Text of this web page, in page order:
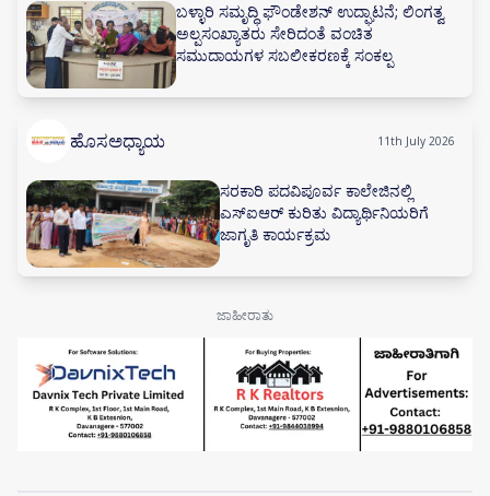
ಬಳ್ಳಾರಿ ಸಮೃದ್ಧಿ ಫೌಂಡೇಶನ್ ಉದ್ಘಾಟನೆ; ಲಿಂಗತ್ವ
ಅಲ್ಪಸಂಖ್ಯಾತರು ಸೇರಿದಂತೆ ವಂಚಿತ
ಸಮುದಾಯಗಳ ಸಬಲೀಕರಣಕ್ಕೆ ಸಂಕಲ್ಪ
ಹೊಸಅಧ್ಯಾಯ 11th July 2026
ಸರಕಾರಿ ಪದವಿಪೂರ್ವ ಕಾಲೇಜಿನಲ್ಲಿ
ಎಸ್‌ಐಆರ್ ಕುರಿತು ವಿದ್ಯಾರ್ಥಿನಿಯರಿಗೆ
ಜಾಗೃತಿ ಕಾರ್ಯಕ್ರಮ